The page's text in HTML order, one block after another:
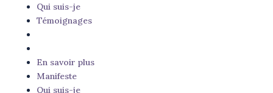
Qui suis-je
Témoignages
En savoir plus
Manifeste
Qui suis-je